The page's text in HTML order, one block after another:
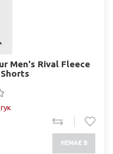
Men's Rival Fleece
НЕМАЄ В